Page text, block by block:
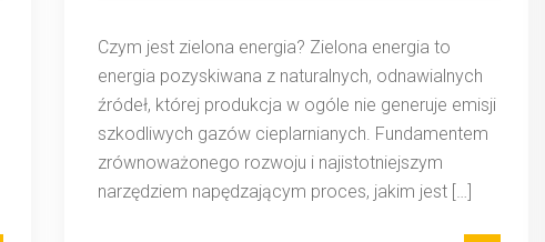
Czym jest zielona energia? Zielona energia to
energia pozyskiwana z naturalnych, odnawialnych
źródeł, której produkcja w ogóle nie generuje emisji
szkodliwych gazów cieplarnianych. Fundamentem
zrównoważonego rozwoju i najistotniejszym
narzędziem napędzającym proces, jakim jest […]